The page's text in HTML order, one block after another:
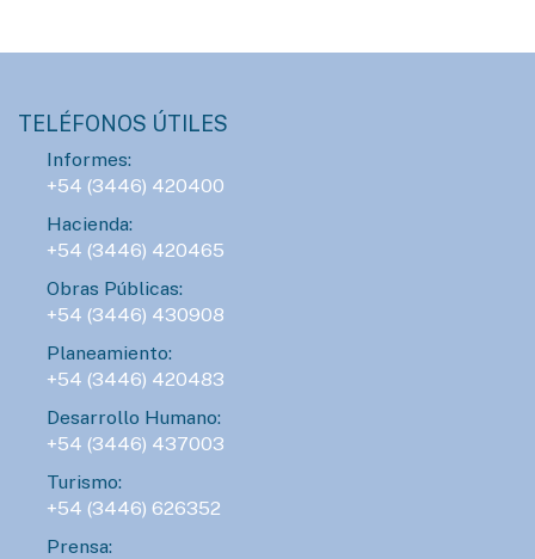
TELÉFONOS ÚTILES
Informes:
+54 (3446) 420400
Hacienda:
+54 (3446) 420465
Obras Públicas:
+54 (3446) 430908
Planeamiento:
+54 (3446) 420483
Desarrollo Humano:
+54 (3446) 437003
Turismo:
+54 (3446) 626352
Prensa: